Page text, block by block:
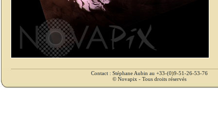
Contact : Stéphane Aubin au +33-(0)9-51-26-53-76
© Novapix - Tous droits réservés